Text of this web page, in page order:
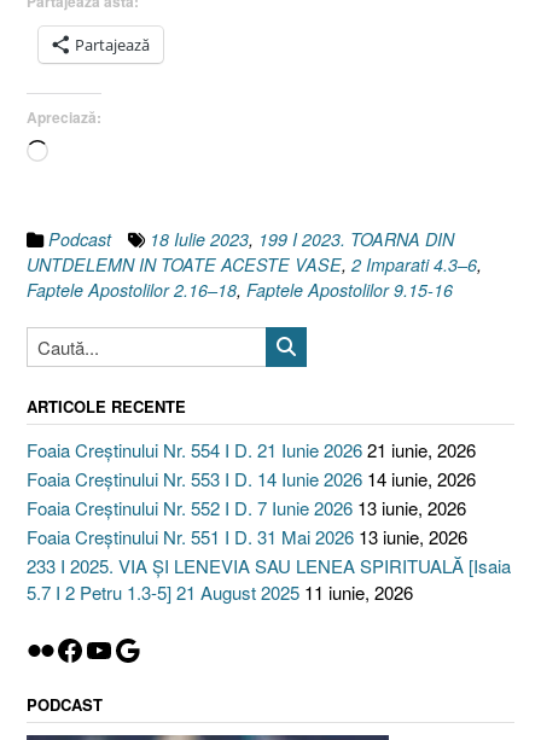
Faptele
Apostolilor
2.16–
Partajează
Apreciază:
Încarc...
Podcast 18 Iulie 2023, 199 I 2023. TOARNA DIN
UNTDELEMN IN TOATE ACESTE VASE, 2 Imparati 4.3–6,
Faptele Apostolilor 2.16–18, Faptele Apostolilor 9.15-16
ARTICOLE RECENTE
Foaia Creștinului Nr. 554 I D. 21 Iunie 202621 iunie, 2026
Foaia Creștinului Nr. 553 I D. 14 Iunie 2026 14 iunie, 2026
Foaia Creștinului Nr. 552 I D. 7 Iunie 2026 13 iunie, 2026
Foaia Creștinului Nr. 551 I D. 31 Mai 2026 13 iunie, 2026
233 I 2025. VIA ȘI LENEVIA SAU LENEA SPIRITUALĂ [Isaia
5.7 I 2 Petru 1.3-5] 21 August 2025 11 iunie, 2026
Flickr
Facebook
YouTube
Google
PODCAST